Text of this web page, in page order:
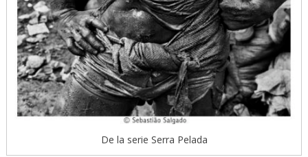
De la serie Serra Pelada